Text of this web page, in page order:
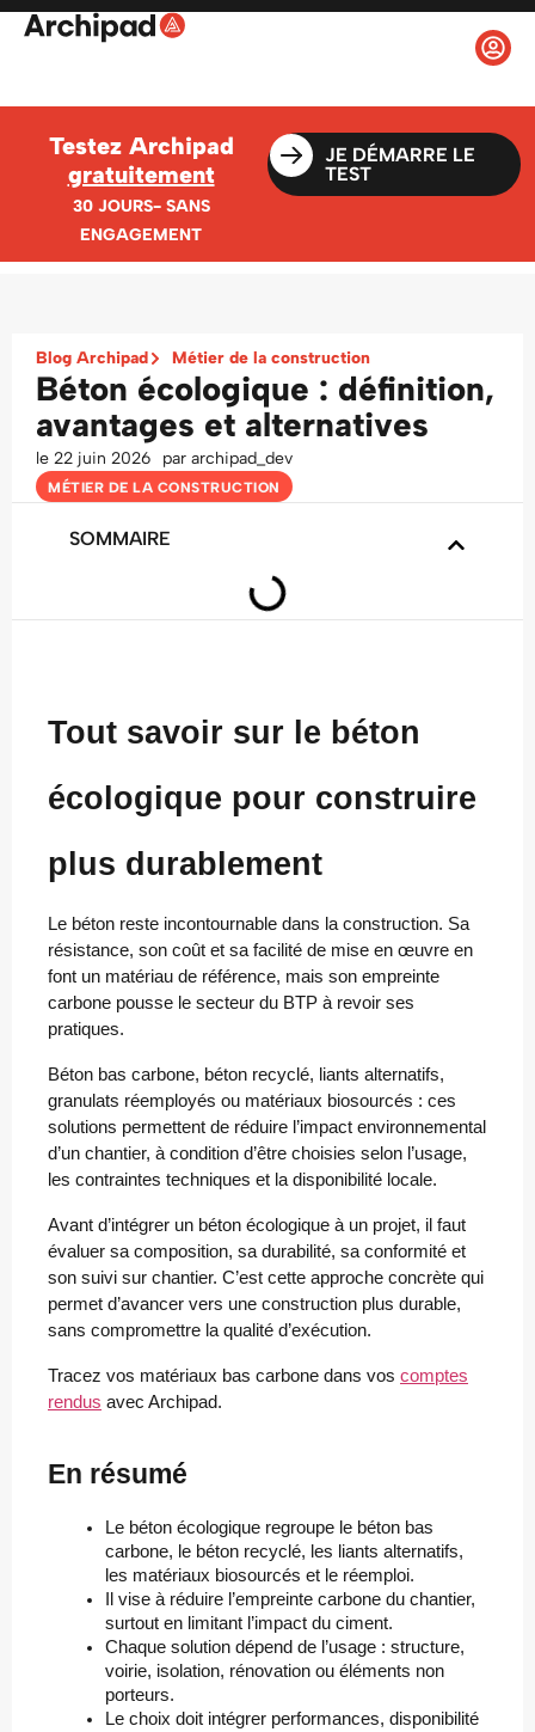
Testez Archipad
gratuitement
30 JOURS- SANS
ENGAGEMENT
JE DÉMARRE LE
TEST
Blog Archipad Métier de la construction
Béton écologique : définition,
avantages et alternatives
le 22 juin 2026 par archipad_dev
MÉTIER DE LA CONSTRUCTION
SOMMAIRE
Tout savoir sur le béton
écologique pour construire
plus durablement
Le béton reste incontournable dans la construction. Sa
résistance, son coût et sa facilité de mise en œuvre en
font un matériau de référence, mais son empreinte
carbone pousse le secteur du BTP à revoir ses
pratiques.
Béton bas carbone, béton recyclé, liants alternatifs,
granulats réemployés ou matériaux biosourcés : ces
solutions permettent de réduire l’impact environnemental
d’un chantier, à condition d’être choisies selon l’usage,
les contraintes techniques et la disponibilité locale.
Avant d’intégrer un béton écologique à un projet, il faut
évaluer sa composition, sa durabilité, sa conformité et
son suivi sur chantier. C’est cette approche concrète qui
permet d’avancer vers une construction plus durable,
sans compromettre la qualité d’exécution.
Tracez vos matériaux bas carbone dans vos comptes
rendus avec Archipad.
En résumé
Le béton écologique regroupe le béton bas
carbone, le béton recyclé, les liants alternatifs,
les matériaux biosourcés et le réemploi.
Il vise à réduire l’empreinte carbone du chantier,
surtout en limitant l’impact du ciment.
Chaque solution dépend de l’usage : structure,
voirie, isolation, rénovation ou éléments non
porteurs.
Le choix doit intégrer performances, disponibilité